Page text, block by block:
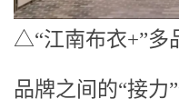
△“江南布衣+”多
品牌之间的“接力